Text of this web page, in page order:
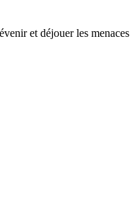
et déjouer les menaces